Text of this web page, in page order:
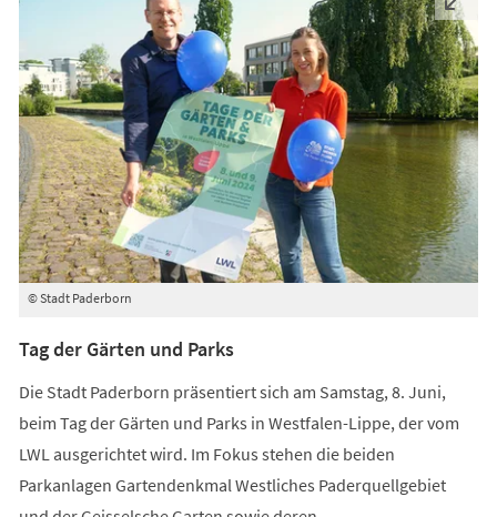
© Stadt Paderborn
Tag der Gärten und Parks
Die Stadt Paderborn präsentiert sich am Samstag, 8. Juni,
beim Tag der Gärten und Parks in Westfalen-Lippe, der vom
LWL ausgerichtet wird. Im Fokus stehen die beiden
Parkanlagen Gartendenkmal Westliches Paderquellgebiet